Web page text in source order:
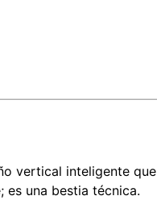
vertical inteligente que
es una bestia técnica.